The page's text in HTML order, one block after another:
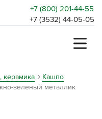
+7 (800) 201-44-55
+7 (3532) 44-05-05
керамика
Кашпо
зеленый металлик